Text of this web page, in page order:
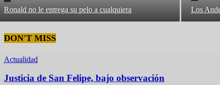
Ronald no le entrega su pelo a cualquiera Los
DON'T MISS
Actualidad
Justicia de San Felipe, bajo observación